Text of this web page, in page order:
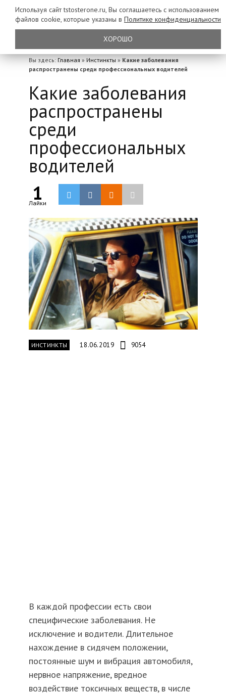
Вы здесь: Главная » Инстинкты » Какие заболевания
распространены среди профессиональных водителей
Какие заболевания
распространены
среди
профессиональных
водителей
1
Лайки
ИНСТИНКТЫ 18.06.2019 9054
В каждой профессии есть свои
специфические заболевания. Не
исключение и водители. Длительное
нахождение в сидячем положении,
постоянные шум и вибрация автомобиля,
нервное напряжение, вредное
воздействие токсичных веществ, в числе
Используя сайт tstosterone.ru, Вы соглашаетесь с использованием
файлов cookie, которые указаны в Политике конфиденциальности
ХОРОШО